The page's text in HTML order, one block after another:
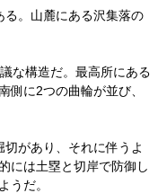
。山麓にある沢集落の
な構造だ。最高所にある
側に2つの曲輪が並び、
があり、それに伴うよ
には土塁と切岸で防御し
うだ。